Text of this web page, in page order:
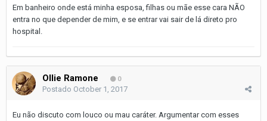
Em banheiro onde está minha esposa, filhas ou mãe esse cara NÃO
entra no que depender de mim, e se entrar vai sair de lá direto pro
hospital.
Ollie Ramone 0
Postado October 1, 2017
Eu não discuto com louco ou mau caráter. Argumentar com esses